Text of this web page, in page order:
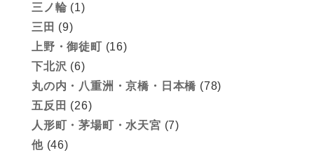
三ノ輪 (1)
三田 (9)
上野・御徒町 (16)
下北沢 (6)
丸の内・八重洲・京橋・日本橋 (78)
五反田 (26)
人形町・茅場町・水天宮 (7)
他(46)